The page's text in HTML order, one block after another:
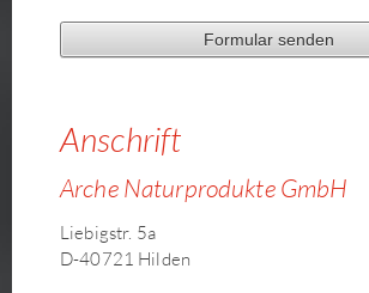
Anschrift
Arche Naturprodukte GmbH
Liebigstr. 5a
D-40721 Hilden